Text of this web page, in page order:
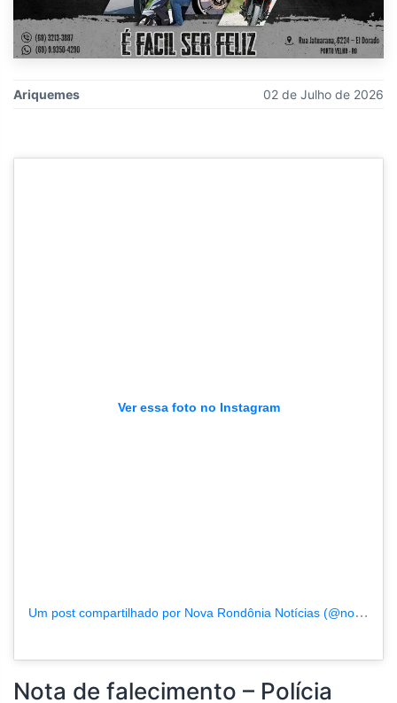
Ariquemes 02 de Julho de 2026
Ver essa foto no Instagram
Um post compartilhado por Nova Rondônia Notícias (@novarondonia)
Nota de falecimento – Polícia